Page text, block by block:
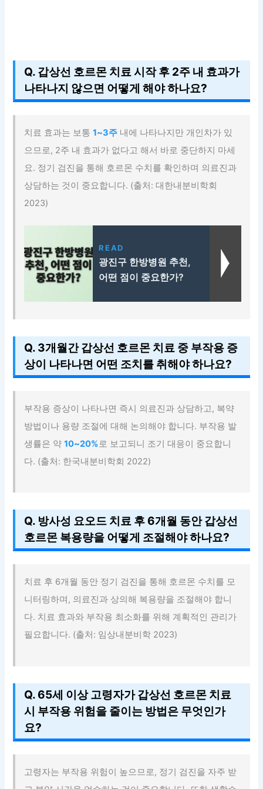
Q. 갑상선 호르몬 치료 시작 후 2주 내 효과가
나타나지 않으면 어떻게 해야 하나요?
치료 효과는 보통1~3주 내에 나타나지만 개인차가 있
으므로, 2주 내 효과가 없다고 해서 바로 중단하지 마세
요. 정기 검진을 통해 호르몬 수치를 확인하며 의료진과
상담하는 것이 중요합니다. (출처: 대한내분비학회
2023)
READ
광진구 한방병원 추천,
어떤 점이 중요한가?
Q. 3개월간 갑상선 호르몬 치료 중 부작용 증
상이 나타나면 어떤 조치를 취해야 하나요?
부작용 증상이 나타나면 즉시 의료진과 상담하고, 복약
방법이나 용량 조절에 대해 논의해야 합니다. 부작용 발
생률은 약10~20%로 보고되니 조기 대응이 중요합니
다. (출처: 한국내분비학회 2022)
Q. 방사성 요오드 치료 후 6개월 동안 갑상선
호르몬 복용량을 어떻게 조절해야 하나요?
치료 후 6개월 동안 정기 검진을 통해 호르몬 수치를 모
니터링하며, 의료진과 상의해 복용량을 조절해야 합니
다. 치료 효과와 부작용 최소화를 위해 계획적인 관리가
필요합니다. (출처: 임상내분비학 2023)
Q. 65세 이상 고령자가 갑상선 호르몬 치료
시 부작용 위험을 줄이는 방법은 무엇인가
요?
고령자는 부작용 위험이 높으므로, 정기 검진을 자주 받